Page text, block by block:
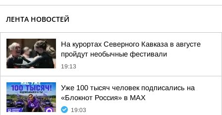
ЛЕНТА НОВОСТЕЙ
На курортах Северного Кавказа в августе
пройдут необычные фестивали
19:13
Уже 100 тысяч человек подписались на
«Блокнот Россия» в МАХ
19:03